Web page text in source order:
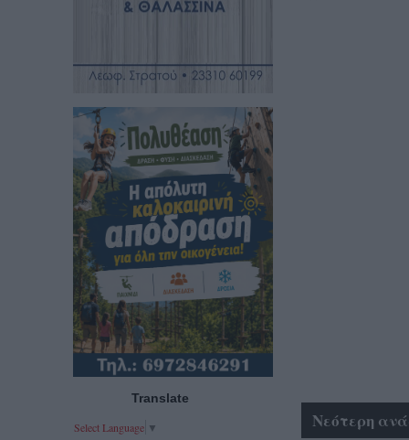
Νεότερη
Translate
Select Language ▼